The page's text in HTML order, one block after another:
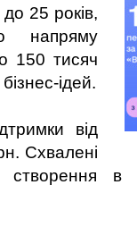
25 років,
напряму
150 тисяч
ідей.
від
Схвалені
створення